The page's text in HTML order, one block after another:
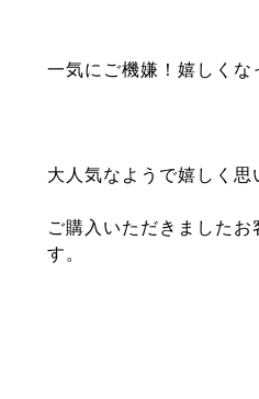
一気にご機嫌！嬉しくな
大人気なようで嬉しく思
ご購入いただきましたお
す。